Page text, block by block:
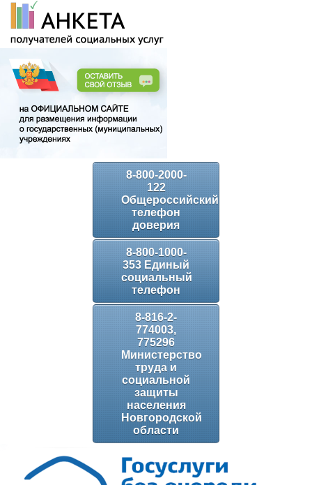
8-800-2000-
122
Общероссийский
телефон
доверия
8-800-1000-
353 Единый
социальный
телефон
8-816-2-
774003,
775296
Министерство
труда и
социальной
защиты
населения
Новгородской
области